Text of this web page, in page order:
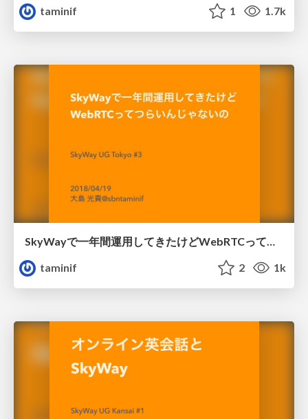
taminif 1 1.7k
taminif
2 1k